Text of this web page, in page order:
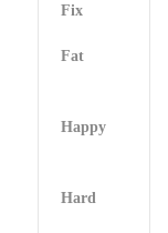
Fix
Fat
Happy
Hard